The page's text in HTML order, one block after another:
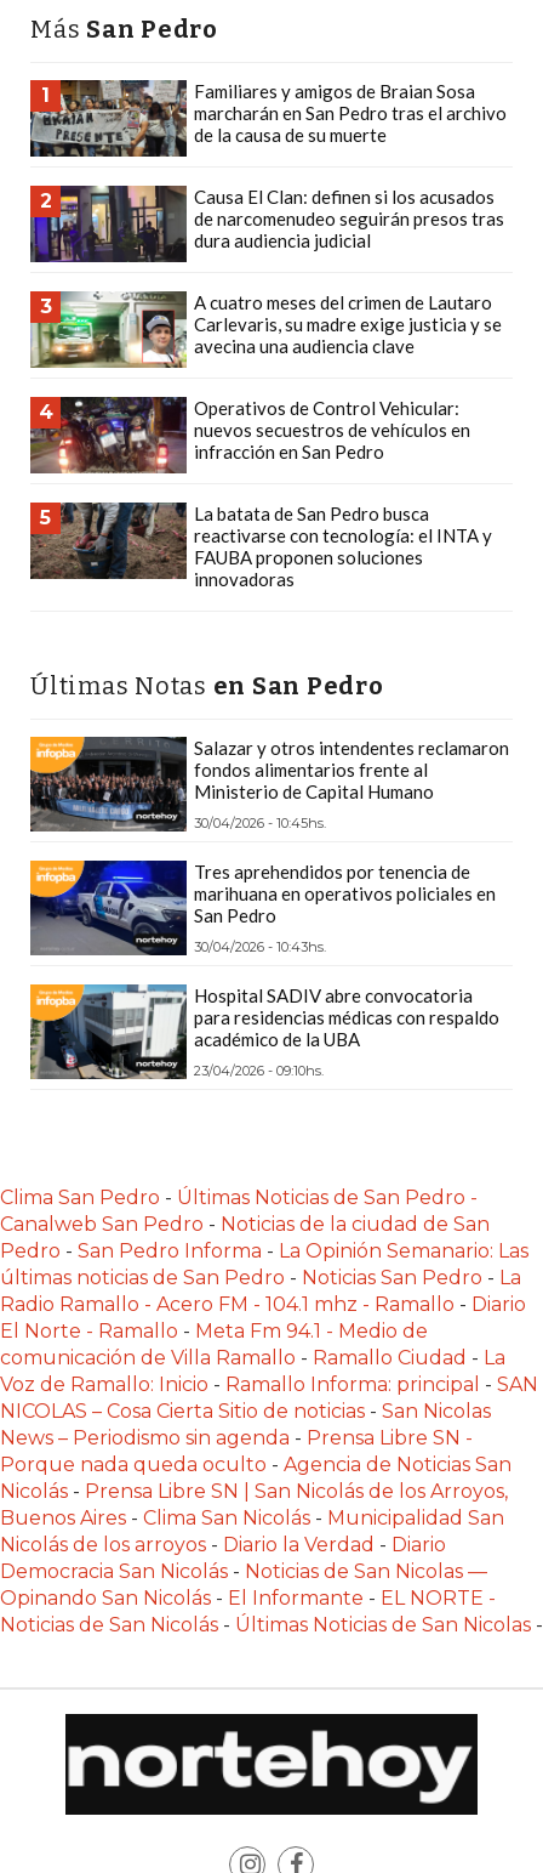
CON
PROFESIONAL
QUÉ
CHANGUITO.COM.AR
Y
CÓMO
FUNCIONA:
CREAR
TIENDAS
CON
PEDIDOS
WHATSAPP
TIENDA
ONLINE
ARGENTINA:
VS
OTRAS
PLATAFORMAS
DE
VENTA
POR
WHATSAPP
RECIBIR
PEDIDOS
DE
GUÍA
DEFINITIVA
PARA
RESTAURANTES
Y
DELIVERIES
CREAR
UNA
TIENDA
ONLINE:
¿CUÁL
ES
LA
MEJOR
CHANGUITO.COM.AR,
TIENDA
ONLINE
Más San Pedro
1
Familiares y amigos de Braian Sosa
marcharán en San Pedro tras el archivo
de la causa de su muerte
2
Causa El Clan: definen si los acusados
de narcomenudeo seguirán presos tras
dura audiencia judicial
3
A cuatro meses del crimen de Lautaro
Carlevaris, su madre exige justicia y se
avecina una audiencia clave
4
Operativos de Control Vehicular:
nuevos secuestros de vehículos en
infracción en San Pedro
5
La batata de San Pedro busca
reactivarse con tecnología: el INTA y
FAUBA proponen soluciones
innovadoras
Últimas Notas en San Pedro
Salazar y otros intendentes reclamaron
fondos alimentarios frente al
Ministerio de Capital Humano
30/04/2026 - 10:45hs.
Tres aprehendidos por tenencia de
marihuana en operativos policiales en
San Pedro
30/04/2026 - 10:43hs.
Hospital SADIV abre convocatoria
para residencias médicas con respaldo
académico de la UBA
23/04/2026 - 09:10hs.
Clima San Pedro - Últimas Noticias de San Pedro -
Canalweb San Pedro - Noticias de la ciudad de San
Pedro - San Pedro Informa - La Opinión Semanario: Las
últimas noticias de San Pedro - Noticias San Pedro - La
Radio Ramallo - Acero FM - 104.1 mhz - Ramallo - Diario
El Norte - Ramallo - Meta Fm 94.1 - Medio de
comunicación de Villa Ramallo - Ramallo Ciudad - La
Voz de Ramallo: Inicio - Ramallo Informa: principal - SAN
NICOLAS – Cosa Cierta Sitio de noticias - San Nicolas
News – Periodismo sin agenda - Prensa Libre SN -
Porque nada queda oculto - Agencia de Noticias San
Nicolás - Prensa Libre SN | San Nicolás de los Arroyos,
Buenos Aires - Clima San Nicolás - Municipalidad San
Nicolás de los arroyos - Diario la Verdad - Diario
Democracia San Nicolás - Noticias de San Nicolas —
Opinando San Nicolás - El Informante - EL NORTE -
Noticias de San Nicolás - Últimas Noticias de San Nicolas -